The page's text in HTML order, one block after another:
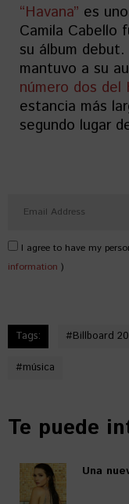
“Havana” es
Camila Cabello
su álbum
mantuvo a su
número dos del
estancia más
segundo lugar
I agree to have my
information )
Tags: #Billboard
#música
Te puede
Una